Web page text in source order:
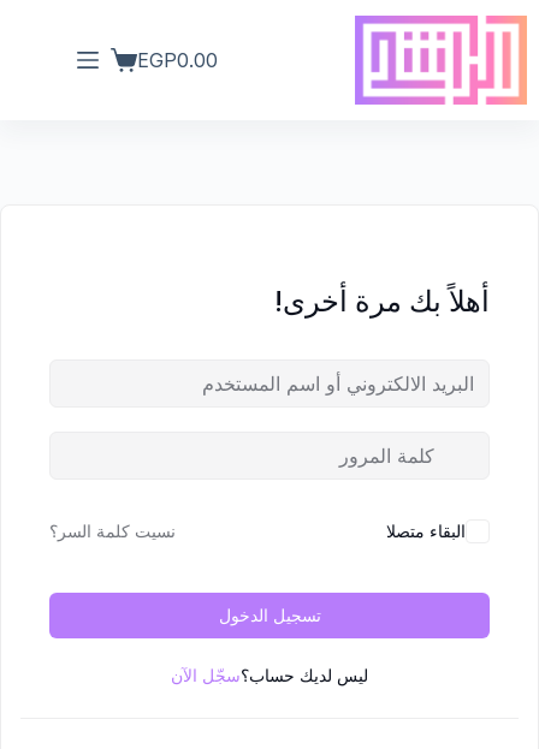
EGP0.00
أهلاً بك مرة أخرى!
البقاء متصلا نسيت كلمة السر؟
تسجيل الدخول
ليس لديك حساب؟سجّل الآن